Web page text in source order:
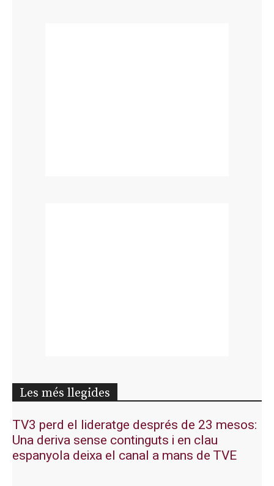
Les més llegides
TV3 perd el lideratge després de 23 mesos:
Una deriva sense continguts i en clau
espanyola deixa el canal a mans de TVE